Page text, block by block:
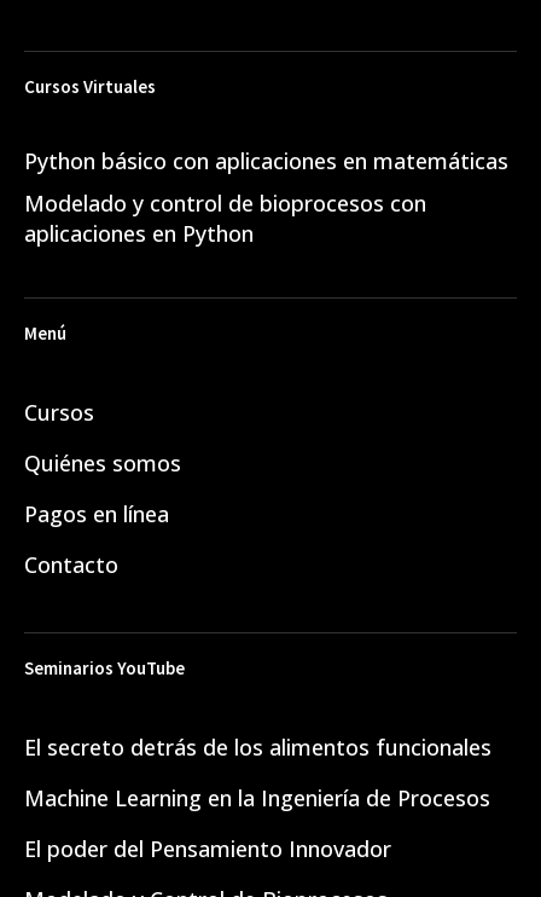
Cursos Virtuales
Python básico con aplicaciones en matemáticas
Modelado y control de bioprocesos con
aplicaciones en Python
Menú
Cursos
Quiénes somos
Pagos en línea
Contacto
Seminarios YouTube
El secreto detrás de los alimentos funcionales
Machine Learning en la Ingeniería de Procesos
El poder del Pensamiento Innovador